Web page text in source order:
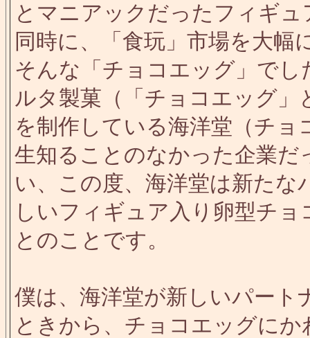
とマニアックだったフィギ
同時に、「食玩」市場を大幅
そんな「チョコエッグ」で
ルタ製菓（「チョコエッグ
を制作している海洋堂（チ
生知ることのなかった企業
い、この度、海洋堂は新た
しいフィギュア入り卵型チ
とのことです。
僕は、海洋堂が新しいパー
ときから、チョコエッグに